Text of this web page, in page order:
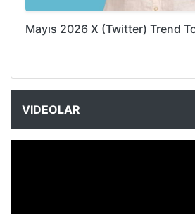
Mayıs 2026 X (Twitter) Trend
VIDEOLAR